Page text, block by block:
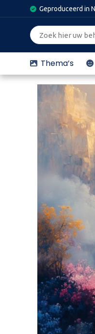
to
Geproduceerd in
Zoeken
naar:
Thema’s